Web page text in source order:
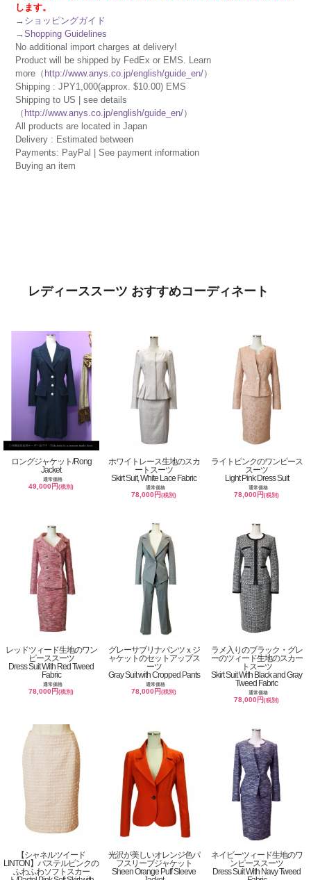
します。
→ ショッピングガイド
→Shopping Guidelines
No additional import charges at delivery!
Product will be shipped by FedEx or EMS. Learn
more（ http://www.anys.co.jp/english/guide_en/）
Shipping : JPY1,000(approx. $10.00) EMS
Shipping to US | see details
（ http://www.anys.co.jp/english/guide_en/）
All products are located in Japan
Delivery : Estimated between
Payments: PayPal | See payment information
Buying an item
レディーススーツ おすすめコーディネート
ロングジャケット/Rong
Jacket
通常価格
49,000円(税別)
ホワイトレース生地のスカ
ートスーツ
Skirt Suit, White Lace Fabric
通常価格
78,000円(税別)
ライトピンクのワンピース
スーツ
Light Pink Dress Suit
通常価格
78,000円(税別)
レッドツィード生地のワン
ピーススーツ
Dress Suit With Red Tweed
Fabric
通常価格
78,000円(税別)
グレーサブリナパンツｘジ
ャケットのセットアップス
ーツ
Gray Suit with Cropped Pants
通常価格
78,000円(税別)
ラメ入りのブラック・グレ
ーのツィード生地のスカー
トスーツ
Skirt Suit With Black and Gray
Tweed Fabric
通常価格
78,000円(税別)
【シャネルツイード
LINTON】パステルピンクの
ふわふわソフトスカー
光沢が美しいオレンジ色パ
フスリーブジャケット
Sheen Orange Puff Sleeve
ネイビーツィード生地のワ
ンピーススーツ
Dress Suit With Navy Tweed